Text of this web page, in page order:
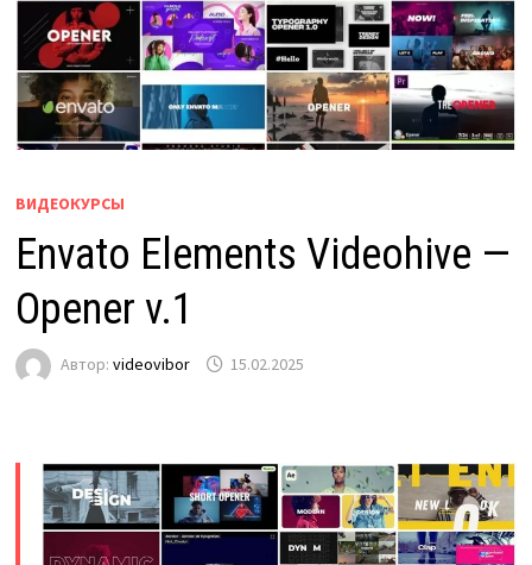
ВИДЕОКУРСЫ
Envato Elements Videohive —
Opener v.1
Автор: videovibor 15.02.2025